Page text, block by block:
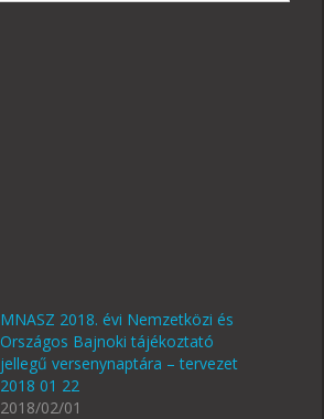
MNASZ 2018. évi Nemzetközi és
Országos Bajnoki tájékoztató
jellegű versenynaptára – tervezet
2018 01 22
2018/02/01